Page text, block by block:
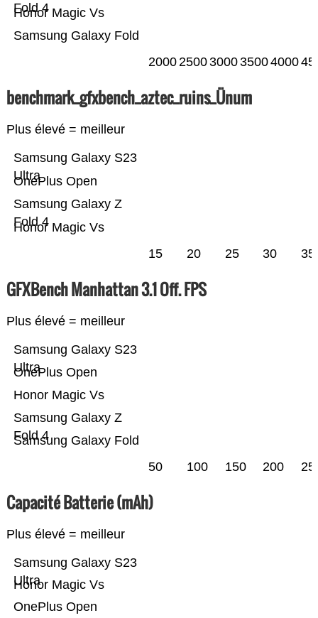
Samsung Galaxy Fold
Honor Magic Vs
Fold 4
20002500300035004000
benchmark_gfxbench_aztec_ruins_Ünum
Plus élevé = meilleur
Honor Magic Vs
Samsung Galaxy Z
Fold 4
OnePlus Open
Samsung Galaxy S23
Ultra
15 20 25 30 35
GFXBench Manhattan 3.1 Off. FPS
Plus élevé = meilleur
Samsung Galaxy Fold
Samsung Galaxy Z
Fold 4
Honor Magic Vs
OnePlus Open
Samsung Galaxy S23
Ultra
50 100 150 200
Capacité Batterie (mAh)
Plus élevé = meilleur
OnePlus Open
Honor Magic Vs
Samsung Galaxy S23
Ultra